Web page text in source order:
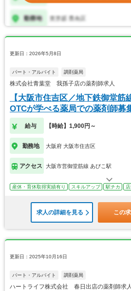
更新日：2026年5月8日
パート・アルバイト 調剤薬局
株式会社青葉堂 我孫子店の薬剤師求人
【大阪市住吉区／地下鉄御堂筋
OTCが学べる薬局での薬剤師
給与 【時給】1,900円～
勤務地 大阪府 大阪市住吉区
アクセス 大阪市営御堂筋線 あびこ駅
産休・育休取得実績有り スキルアップ 駅チカ
求人の詳細を見る この
更新日：2025年10月16日
パート・アルバイト 調剤薬局
ハートライフ株式会社 春日出店の薬剤師求人